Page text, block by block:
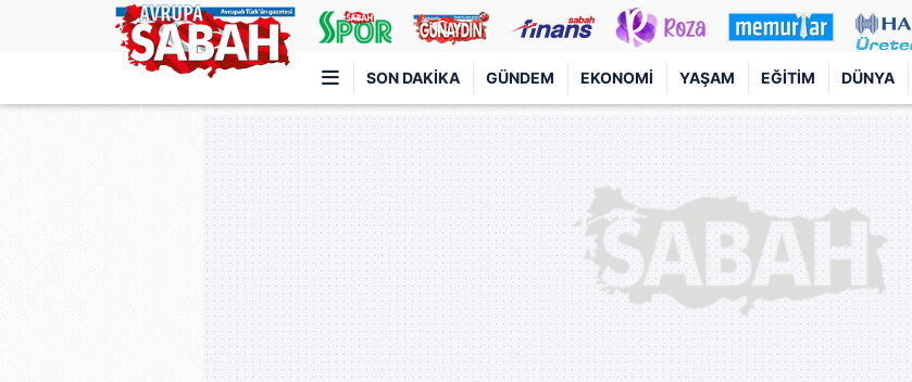
SON DAKIKA GÜNDEM EKONOMI YAŞAM EĞITIM DÜNYA
Türkiye'nin en iyi haber sitesi